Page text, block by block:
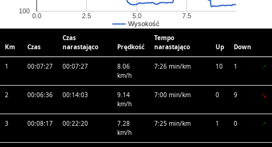
Wysokość
0.0 2.5 5.0 7.5
100
Km Czas
Czas
narastająco
Prędkość
Tempo
narastająco
Up Down
1 00:07:27 00:07:27
8.06
km/h
7:26 min/km 10 1
2 00:06:36 00:14:03
9.14
km/h
7:00 min/km 0 9
3 00:08:17 00:22:20
7.28
km/h
7:25 min/km 1 0